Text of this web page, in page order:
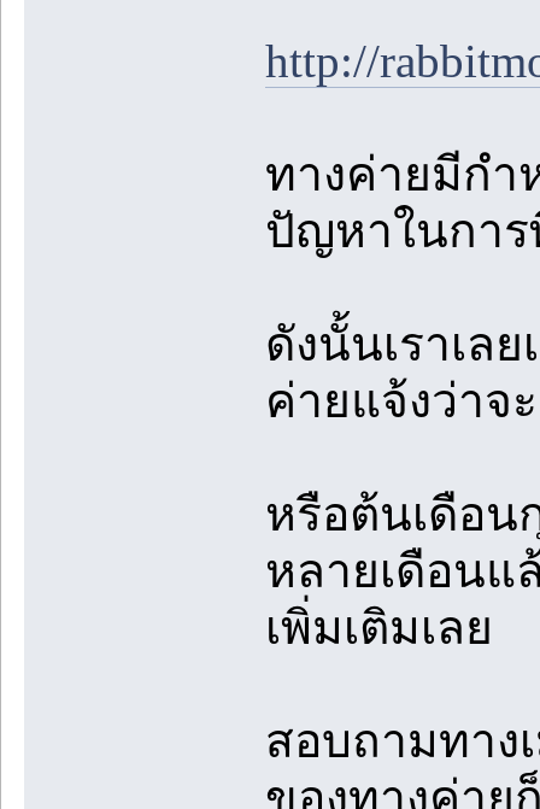
http://
ทางค่ายมีกำ
ปัญหาในการ
ดังนั้นเราเล
ค่ายแจ้งว่าจ
หรือต้นเดือน
หลายเดือนแ
เพิ่มเติมเลย
สอบถามทาง
ของทางค่าย